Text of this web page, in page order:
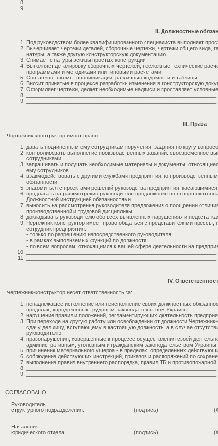
II. Должностные
Под руководством более квалифицированного специалиста выполняет
Вычерчивает чертежи деталей, сборочные чертежи, чертежи общего
натуры, а также другую конструкторскую документацию.
Снимает с натуры эскизы простых конструкций.
Выполняет деталировку сборочных чертежей, несложные технические
программами и методиками или типовыми расчетами.
Составляет схемы, спецификации, различные ведомости и таблицы.
Вносит принятые в процессе разработки изменения в конструкторскую
Оформляет чертежи, делает необходимые надписи и проставляет
III. Права
Чертежник-конструктор имеет право:
давать подчиненным ему сотрудникам поручения, задания по кругу
контролировать выполнение производственных заданий, своевременное
сотрудниками.
запрашивать и получать необходимые материалы и документы,
ему сотрудников.
взаимодействовать с другими службами предприятия по
обязанности.
знакомиться с проектами решений руководства предприятия,
предлагать на рассмотрение руководителя предложения по
Должностной инструкцией обязанностями.
выносить на рассмотрения руководителя предложения о поощрении
производственной и трудовой дисциплины.
докладывать руководителю обо всех выявленных нарушениях и
Чертежник-конструктор имеет право общаться с представителями
сотрудник предприятия:
- только по разрешению непосредственного руководителя;
- в рамках выполняемых функций по должности;
- по всем вопросам, относящимся к вашей сфере деятельности на
IV.
Чертежник-конструктор несет ответственность за:
ненадлежащее исполнение или неисполнение своих должностных
пределах, определенных трудовым законодательством Украины.
нарушение правил и положений, регламентирующих деятельность
При переходе на другую работу или освобождении от должности
сдачу дел лицу, вступающему в настоящую должность, а в случае
руководителю.
правонарушения, совершенные в процессе осуществления своей
административным, уголовным и гражданским законодательством Украины.
причинение материального ущерба - в пределах, определенных
соблюдение действующих инструкций, приказов и распоряжений по
выполнение правил внутреннего распорядка, правил ТБ и противопожарной
СОГЛАСОВАНО:
Руководитель
структурного подразделения:
(подпись)
Начальник
юридического отдела:
(подпись)